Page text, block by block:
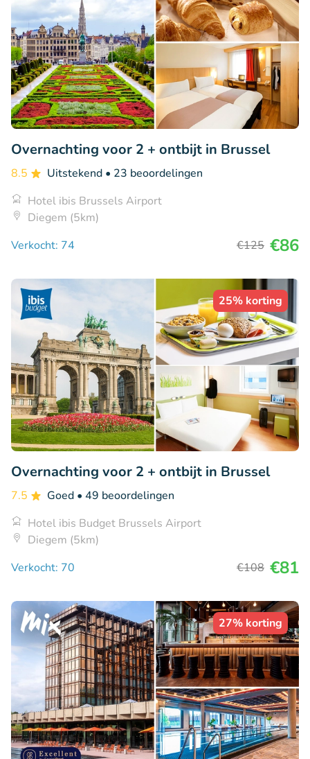
Overnachting voor 2 + ontbijt in Brussel
8.5 Uitstekend • 23 beoordelingen
Hotel ibis Brussels Airport
Diegem (5km)
Verkocht: 74
€125 €86
25% korting
Overnachting voor 2 + ontbijt in Brussel
7.5 Goed • 49 beoordelingen
Hotel ibis Budget Brussels Airport
Diegem (5km)
Verkocht: 70
€108 €81
27% korting